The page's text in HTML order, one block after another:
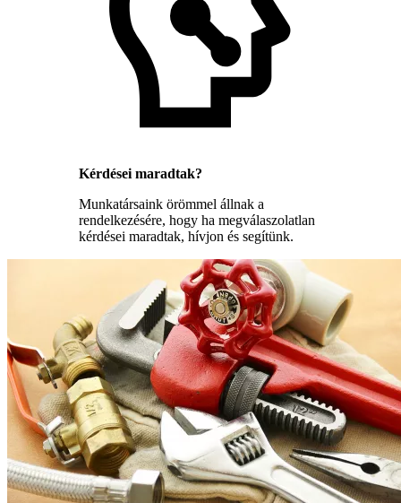
Kérdései maradtak?
Munkatársaink örömmel állnak a
rendelkezésére, hogy ha megválaszolatlan
kérdései maradtak, hívjon és segítünk.